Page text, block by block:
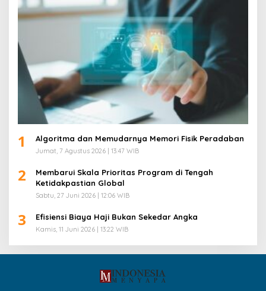
1 Algoritma dan Memudarnya Memori Fisik Peradaban
Jumat, 7 Agustus 2026 | 13:47 WIB
2
Membarui Skala Prioritas Program di Tengah
Ketidakpastian Global
Sabtu, 27 Juni 2026 | 12:06 WIB
3 Efisiensi Biaya Haji Bukan Sekedar Angka
Kamis, 11 Juni 2026 | 13:22 WIB